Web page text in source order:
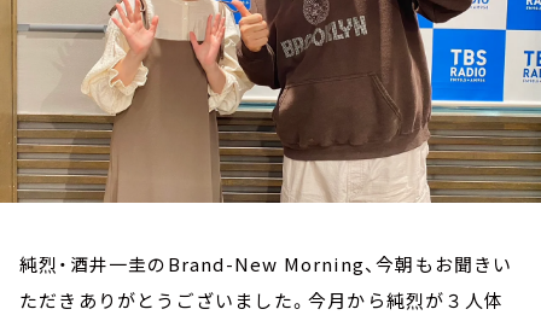
純烈・酒井一圭のBrand-New Morning、今朝もお聞きい
ただきありがとうございました。今月から純烈が３人体